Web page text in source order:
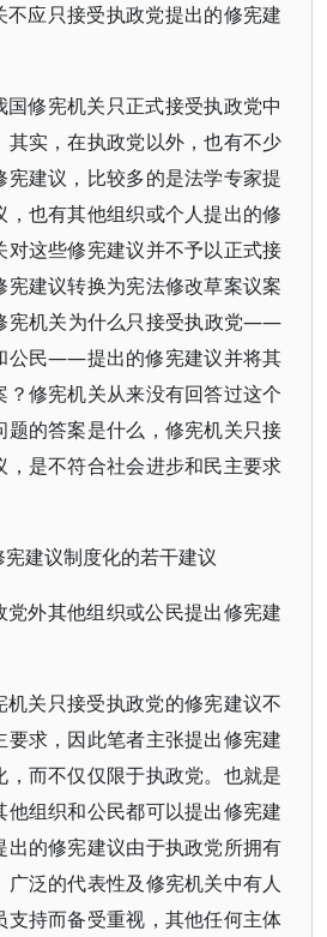
不应只接受执政党提出的修宪建
国修宪机关只正式接受执政党中
其实，在执政党以外，也有不少
建议，比较多的是法学专家提
，也有其他组织或个人提出的修
对这些修宪建议并不予以正式接
宪建议转换为宪法修改草案议案
宪机关为什么只接受执政党——
公民——提出的修宪建议并将其
修宪机关从来没有回答过这个
题的答案是什么，修宪机关只接
，是不符合社会进步和民主要求
建议制度化的若干建议
党外其他组织或公民提出修宪建
机关只接受执政党的修宪建议不
求，因此笔者主张提出修宪建
而不仅仅限于执政党。也就是
组织和公民都可以提出修宪建
出的修宪建议由于执政党所拥有
广泛的代表性及修宪机关中有人
支持而备受重视，其他任何主体